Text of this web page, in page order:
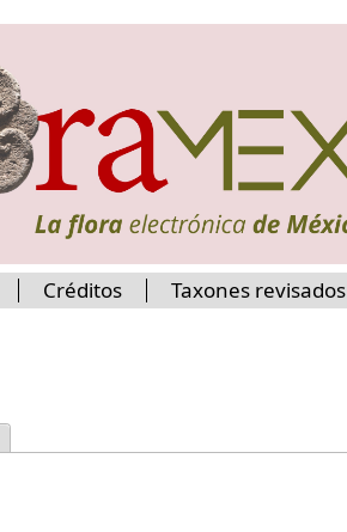
Créditos Taxones revisados